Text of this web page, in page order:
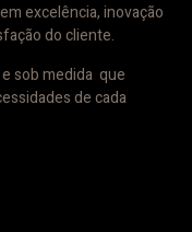
excelência, inovação
do cliente.
sob medida que
de cada